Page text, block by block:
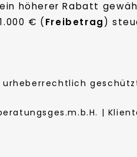
höherer Rabatt
€ ( Freibetrag )
|